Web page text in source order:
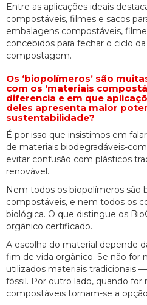
Entre as aplicações ideais
compostáveis, filmes e sacos
embalagens compostáveis,
concebidos para fechar o ciclo
compostagem.
Os ‘biopolímeros’ são
com os ‘materiais
diferencia e em que
deles apresenta maior
sustentabilidade?
É por isso que insistimos em
de materiais biodegradáveis-
evitar confusão com plásticos
renovável.
Nem todos os biopolímeros são
compostáveis, e nem todos os
biológica. O que distingue os
orgânico certificado.
A escolha do material depende
fim de vida orgânico. Se não for
utilizados materiais tradicionais
fóssil. Por outro lado, quando for
compostáveis tornam-se a